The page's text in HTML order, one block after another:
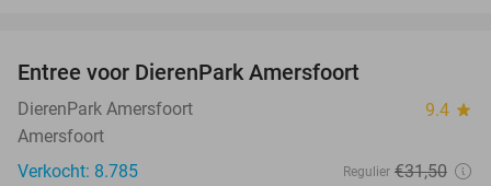
Entree voor DierenPark Amersfoort
DierenPark Amersfoort 9.4 star
Amersfoort
Verkocht: 8.785
Regulier €31,50